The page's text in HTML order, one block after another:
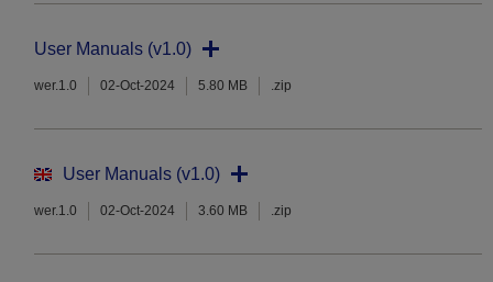
User Manuals (v1.0)
wer.1.0 02-Oct-2024 5.80 MB .zip
User Manuals (v1.0)
wer.1.0 02-Oct-2024 3.60 MB .zip